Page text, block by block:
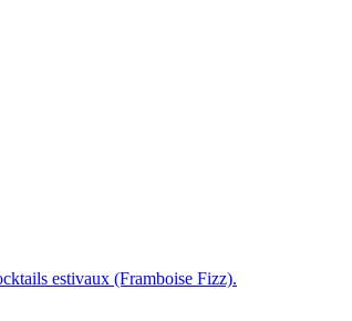
estivaux (Framboise Fizz).